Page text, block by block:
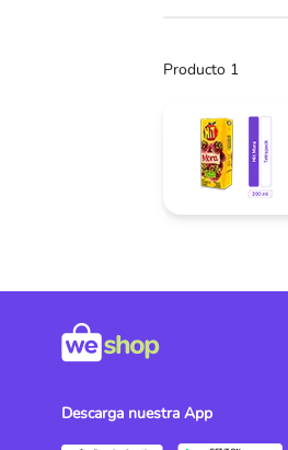
Producto 1
Descarga nuestra App